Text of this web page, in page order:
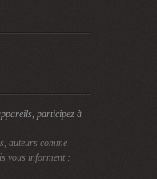
participez à
auteurs comme
vous informent :